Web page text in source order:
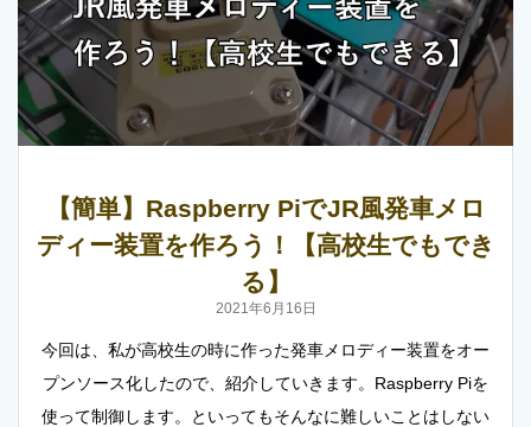
【簡単】Raspberry PiでJR風発車メロ
ディー装置を作ろう！【高校生でもでき
る】
2021年6月16日
今回は、私が高校生の時に作った発車メロディー装置をオー
プンソース化したので、紹介していきます。Raspberry Piを
使って制御します。といってもそんなに難しいことはしない